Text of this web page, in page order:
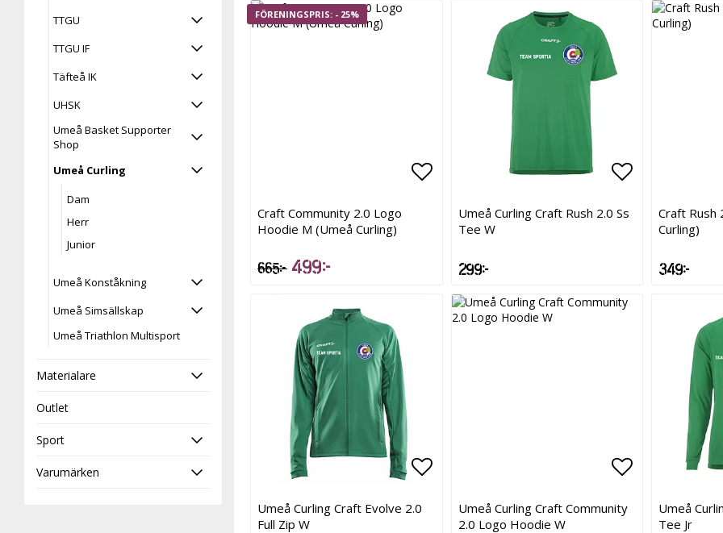
TTGU
TTGU IF
Täfteå IK
UHSK
Umeå Basket Supporter
Shop
Umeå Curling
Dam
Herr
Junior
Umeå Konståkning
Umeå Simsällskap
Umeå Triathlon Multisport
Materialare
Outlet
Sport
Varumärken
- 25%
Lägg till i favoritlistan
Lägg till i favoritlistan
Craft Community 2.0 Logo
Hoodie M (Umeå Curling)
665 kr 499 kr
Lägg till i
Lägg till i
Umeå Curling Craft Rush 2.0 Ss
Tee W
299 kr
Craft Rush
Curling)
349 kr
Lägg till i favoritlistan
Lägg till i favoritlistan
Umeå Curling Craft Evolve 2.0
Full Zip W
Lägg till i
Lägg till i
Umeå Curling Craft Community
2.0 Logo Hoodie W
Umeå
Tee Jr